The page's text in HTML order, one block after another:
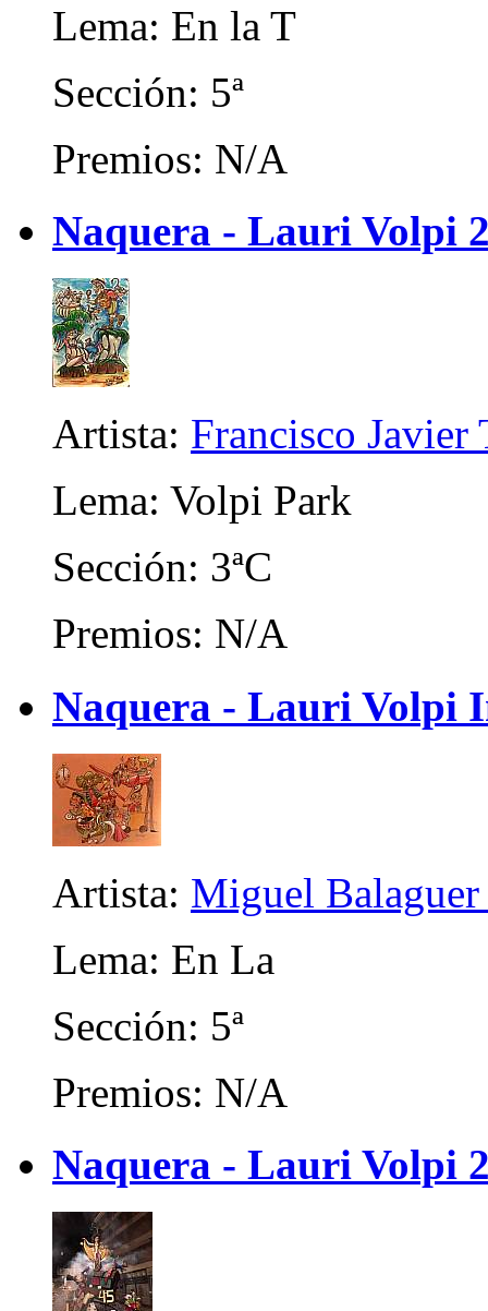
Lema: En la T
Sección: 5ª
Premios: N/A
Naquera - Lauri Volpi
Artista: Francisco Javier
Lema: Volpi Park
Sección: 3ªC
Premios: N/A
Naquera - Lauri Volpi
Artista: Miguel
Lema: En La
Sección: 5ª
Premios: N/A
Naquera - Lauri Volpi